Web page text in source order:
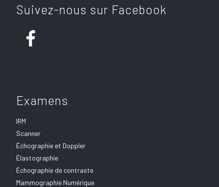
Suivez-nous sur Facebook
Examens
IRM
Scanner
Échographie et Doppler
Élastographie
Échographie de contraste
Mammographie Numérique